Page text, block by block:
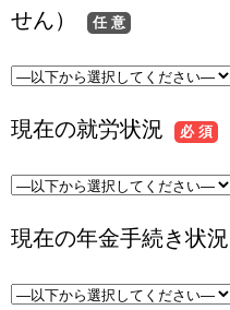
せん）
任 意
現在の就労状況 必 須
現在の年金手続き状況